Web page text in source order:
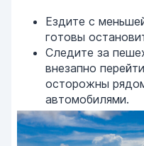
Ездите с
готовы
Следите за
внезапно
осторожны
автомобилями.